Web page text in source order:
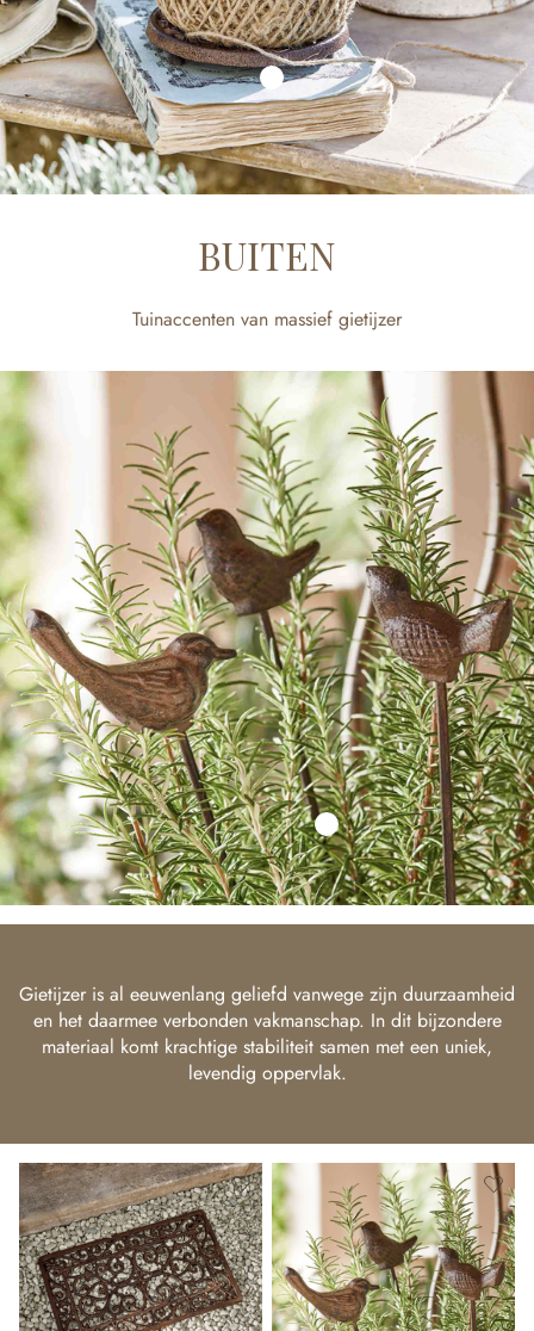
BUITEN
Tuinaccenten van massief gietijzer
Gietijzer is al eeuwenlang geliefd vanwege zijn duurzaamheid
en het daarmee verbonden vakmanschap. In dit bijzondere
materiaal komt krachtige stabiliteit samen met een uniek,
levendig oppervlak.